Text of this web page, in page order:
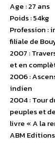
Age : 27 ans
Poids : 54kg
Profession :
filiale de
2007 :
et en
2006 :
indien
2004 : Tour
peuples et
livre « A la
ABM